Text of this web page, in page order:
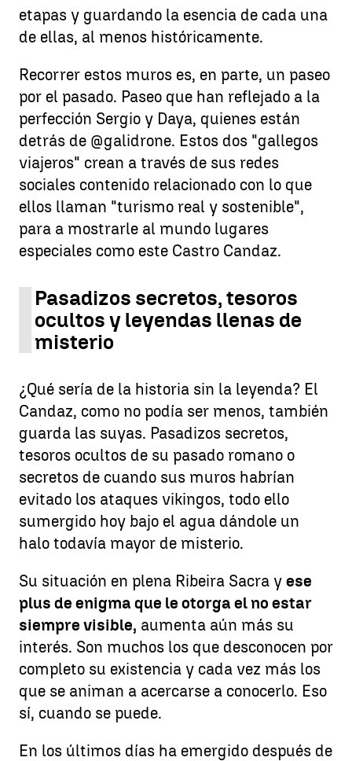
etapas y guardando la esencia de cada una
de ellas, al menos históricamente.
Recorrer estos muros es, en parte, un paseo
por el pasado. Paseo que han reflejado a la
perfección Sergio y Daya, quienes están
detrás de @galidrone. Estos dos "gallegos
viajeros" crean a través de sus redes
sociales contenido relacionado con lo que
ellos llaman "turismo real y sostenible",
para a mostrarle al mundo lugares
especiales como este Castro Candaz.
Pasadizos secretos, tesoros
ocultos y leyendas llenas de
misterio
¿Qué sería de la historia sin la leyenda? El
Candaz, como no podía ser menos, también
guarda las suyas. Pasadizos secretos,
tesoros ocultos de su pasado romano o
secretos de cuando sus muros habrían
evitado los ataques vikingos, todo ello
sumergido hoy bajo el agua dándole un
halo todavía mayor de misterio.
Su situación en plena Ribeira Sacra y ese
plus de enigma que le otorga el no estar
siempre visible, aumenta aún más su
interés. Son muchos los que desconocen por
completo su existencia y cada vez más los
que se animan a acercarse a conocerlo. Eso
sí, cuando se puede.
En los últimos días ha emergido después de